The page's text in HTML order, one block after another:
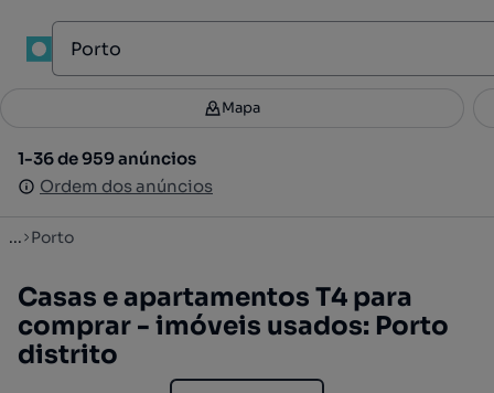
Filtros 3
1-36 de 959 anúncios
Ordem dos anúncios
Mapa
1-36 de 959 anúncios
Ordem dos anúncios
... Porto
Casas e apartamentos T4 para
comprar - imóveis usados: Porto
distrito